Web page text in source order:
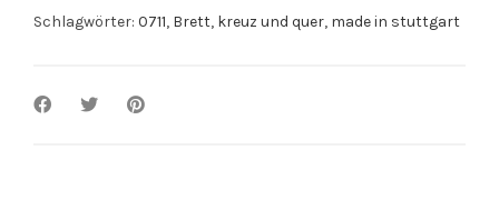
Schlagwörter: 0711, Brett, kreuz und quer, made in stuttgart